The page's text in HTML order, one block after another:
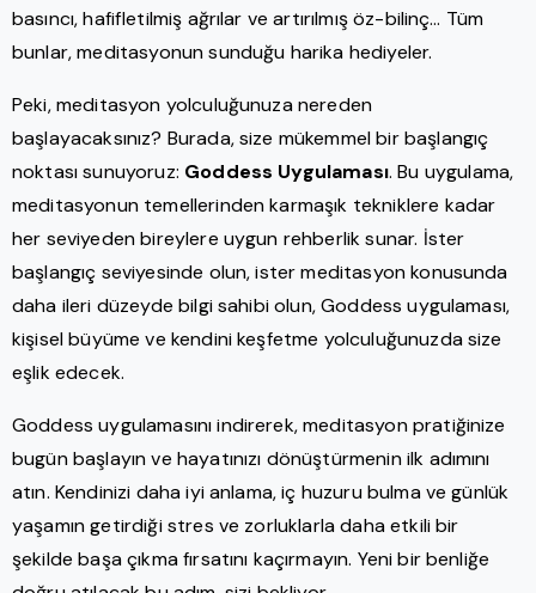
basıncı, hafifletilmiş ağrılar ve artırılmış öz-bilinç… Tüm
bunlar, meditasyonun sunduğu harika hediyeler.
Peki, meditasyon yolculuğunuza nereden
başlayacaksınız? Burada, size mükemmel bir başlangıç
noktası sunuyoruz: Goddess Uygulaması. Bu uygulama,
meditasyonun temellerinden karmaşık tekniklere kadar
her seviyeden bireylere uygun rehberlik sunar. İster
başlangıç seviyesinde olun, ister meditasyon konusunda
daha ileri düzeyde bilgi sahibi olun, Goddess uygulaması,
kişisel büyüme ve kendini keşfetme yolculuğunuzda size
eşlik edecek.
Goddess uygulamasını indirerek, meditasyon pratiğinize
bugün başlayın ve hayatınızı dönüştürmenin ilk adımını
atın. Kendinizi daha iyi anlama, iç huzuru bulma ve günlük
yaşamın getirdiği stres ve zorluklarla daha etkili bir
şekilde başa çıkma fırsatını kaçırmayın. Yeni bir benliğe